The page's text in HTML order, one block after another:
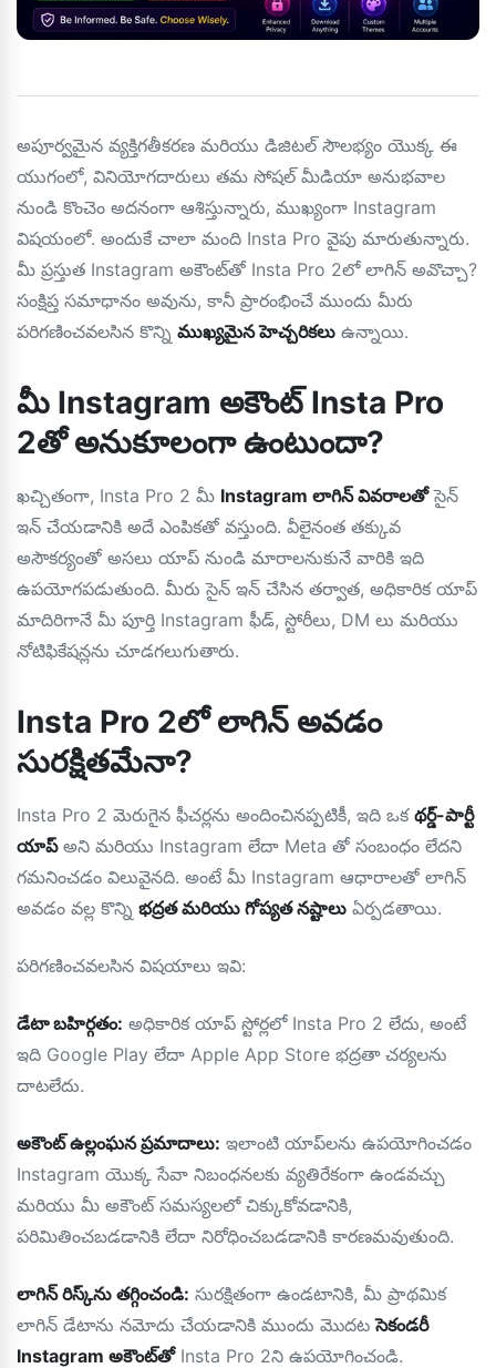
అపూర్వమైన వ్యక్తిగతీకరణ మరియు డిజిటల్ సౌలభ్యం యొక్క ఈ
యుగంలో, వినియోగదారులు తమ సోషల్ మీడియా అనుభవాల
నుండి కొంచెం అదనంగా ఆశిస్తున్నారు, ముఖ్యంగా Instagram
విషయంలో. అందుకే చాలా మంది Insta Pro వైపు మారుతున్నారు.
మీ ప్రస్తుత Instagram అకౌంట్‌తో Insta Pro 2లో లాగిన్ అవొచ్చా?
సంక్షిప్త సమాధానం అవును, కానీ ప్రారంభించే ముందు మీరు
పరిగణించవలసిన కొన్ని ముఖ్యమైన హెచ్చరికలు ఉన్నాయి.
మీ Instagram అకౌంట్ Insta Pro
2తో అనుకూలంగా ఉంటుందా?
ఖచ్చితంగా, Insta Pro 2 మీ Instagram లాగిన్ వివరాలతోసైన్
ఇన్ చేయడానికి అదే ఎంపికతో వస్తుంది. వీలైనంత తక్కువ
అసౌకర్యంతో అసలు యాప్ నుండి మారాలనుకునే వారికి ఇది
ఉపయోగపడుతుంది. మీరు సైన్ ఇన్ చేసిన తర్వాత, అధికారిక యాప్
మాదిరిగానే మీ పూర్తి Instagram ఫీడ్, స్టోరీలు, DM లు మరియు
నోటిఫికేషన్లను చూడగలుగుతారు.
Insta Pro 2లో లాగిన్ అవడం
సురక్షితమేనా?
Insta Pro 2 మెరుగైన ఫీచర్లను అందించినప్పటికీ, ఇది ఒక థర్డ్-పార్టీ
యాప్అని మరియు Instagram లేదా Meta తో సంబంధం లేదని
గమనించడం విలువైనది. అంటే మీ Instagram ఆధారాలతో లాగిన్
అవడం వల్ల కొన్ని భద్రత మరియు గోప్యత నష్టాలు ఏర్పడతాయి.
పరిగణించవలసిన విషయాలు ఇవి:
డేటా బహిర్గతం: అధికారిక యాప్ స్టోర్లలో Insta Pro 2 లేదు, అంటే
ఇది Google Play లేదా Apple App Store భద్రతా చర్యలను
దాటలేదు.
అకౌంట్ ఉల్లంఘన ప్రమాదాలు: ఇలాంటి యాప్‌లను ఉపయోగించడం
Instagram యొక్క సేవా నిబంధనలకు వ్యతిరేకంగా ఉండవచ్చు
మరియు మీ అకౌంట్ సమస్యలలో చిక్కుకోవడానికి,
పరిమితించబడడానికి లేదా నిరోధించబడడానికి కారణమవుతుంది.
లాగిన్ రిస్క్‌ను తగ్గించండి: సురక్షితంగా ఉండటానికి, మీ ప్రాథమిక
లాగిన్ డేటాను నమోదు చేయడానికి ముందు మొదటసెకండరీ
Instagram అకౌంట్‌తోInsta Pro 2ని ఉపయోగించండి.